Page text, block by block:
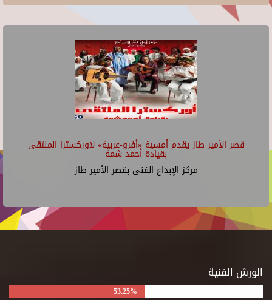
قصر الأمير طاز يقدم أمسية «أفرو-عربية» لأوركسترا الملتقى
بقيادة أحمد شمة
مركز الإبداع الفنى بقصر الأمير طاز
الورش الفنية
53.25%